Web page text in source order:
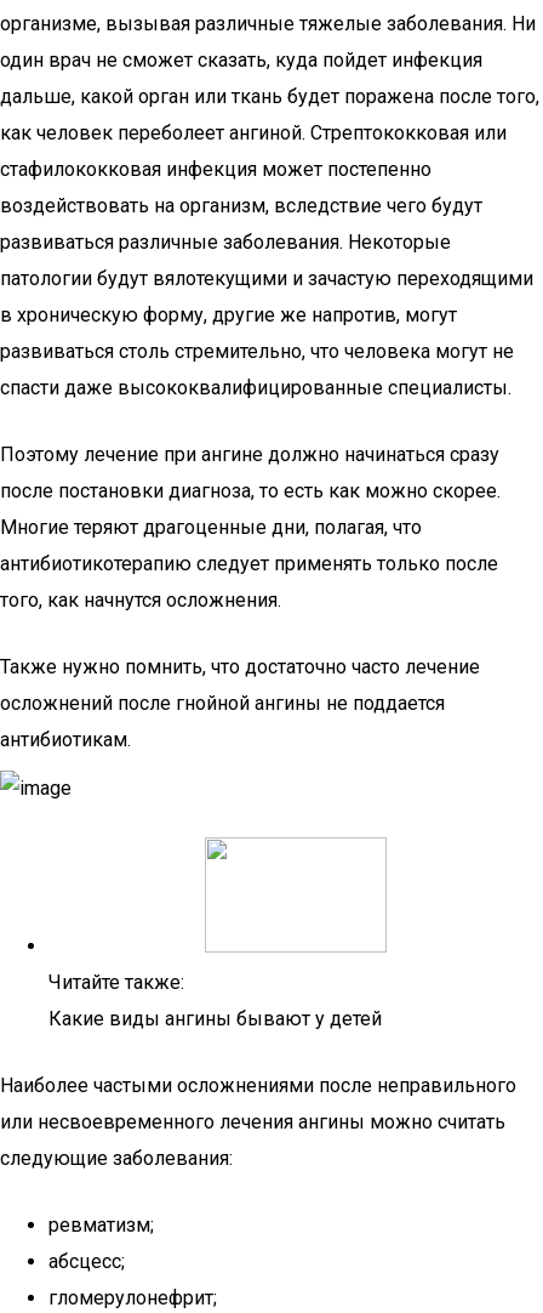
организме, вызывая различные тяжелые заболевания. Ни
один врач не сможет сказать, куда пойдет инфекция
дальше, какой орган или ткань будет поражена после того,
как человек переболеет ангиной. Стрептококковая или
стафилококковая инфекция может постепенно
воздействовать на организм, вследствие чего будут
развиваться различные заболевания. Некоторые
патологии будут вялотекущими и зачастую переходящими
в хроническую форму, другие же напротив, могут
развиваться столь стремительно, что человека могут не
спасти даже высококвалифицированные специалисты.
Поэтому лечение при ангине должно начинаться сразу
после постановки диагноза, то есть как можно скорее.
Многие теряют драгоценные дни, полагая, что
антибиотикотерапию следует применять только после
того, как начнутся осложнения.
Также нужно помнить, что достаточно часто лечение
осложнений после гнойной ангины не поддается
антибиотикам.
Читайте также:
Какие виды ангины бывают у детей
Наиболее частыми осложнениями после неправильного
или несвоевременного лечения ангины можно считать
следующие заболевания:
ревматизм;
абсцесс;
гломерулонефрит;